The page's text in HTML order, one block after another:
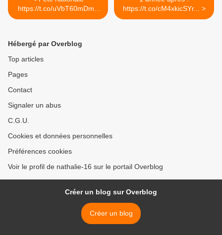
https://t.co/uVbT60mDm2
#vie
https://t.co/cM4xkicSYr... >
Hébergé par Overblog
Top articles
Pages
Contact
Signaler un abus
C.G.U.
Cookies et données personnelles
Préférences cookies
Voir le profil de nathalie-16 sur le portail Overblog
Créer un blog sur Overblog
Créer un blog